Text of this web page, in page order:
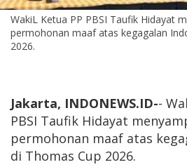
WakiL Ketua PP PBSI Taufik Hidayat
permohonan maaf atas kegagalan
2026.
Jakarta, INDONEWS.ID--
PBSI Taufik Hidayat
permohonan maaf atas
di Thomas Cup 2026.